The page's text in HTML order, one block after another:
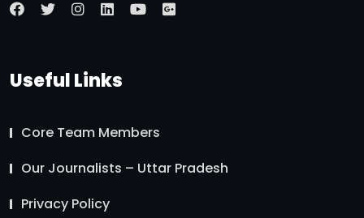
Useful Links
Core Team Members
Our Journalists – Uttar Pradesh
Privacy Policy